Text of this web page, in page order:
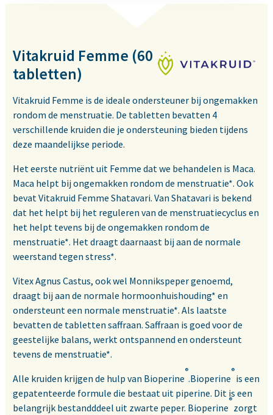
Vitakruid Femme (60
tabletten)
Vitakruid Femme is de ideale ondersteuner bij ongemakken
rondom de menstruatie. De tabletten bevatten 4
verschillende kruiden die je ondersteuning bieden tijdens
deze maandelijkse periode.
Het eerste nutriënt uit Femme dat we behandelen is Maca.
Maca helpt bij ongemakken rondom de menstruatie*. Ook
bevat Vitakruid Femme Shatavari. Van Shatavari is bekend
dat het helpt bij het reguleren van de menstruatiecyclus en
het helpt tevens bij de ongemakken rondom de
menstruatie*. Het draagt daarnaast bij aan de normale
weerstand tegen stress*.
Vitex Agnus Castus, ook wel Monnikspeper genoemd,
draagt bij aan de normale hormoonhuishouding* en
ondersteunt een normale menstruatie*. Als laatste
bevatten de tabletten saffraan. Saffraan is goed voor de
geestelijke balans, werkt ontspannend en ondersteunt
tevens de menstruatie*.
Alle kruiden krijgen de hulp van Bioperine
®
.Bioperine
®
is een
gepatenteerde formule die bestaat uit piperine. Dit is een
belangrijk bestandddeel uit zwarte peper. Bioperine
®
zorgt